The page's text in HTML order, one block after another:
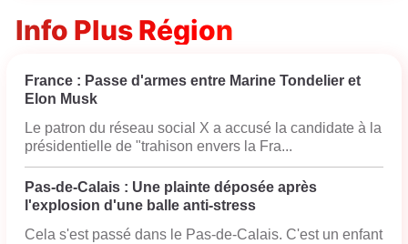
Info Plus Région
France : Passe d'armes entre Marine Tondelier et
Elon Musk
Le patron du réseau social X a accusé la candidate à la
présidentielle de "trahison envers la Fra...
Pas-de-Calais : Une plainte déposée après
l'explosion d'une balle anti-stress
Cela s'est passé dans le Pas-de-Calais. C'est un enfant